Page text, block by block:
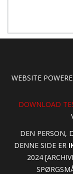
WEBSITE
DOWNLOAD
DEN PERSON,
DENNE SIDE ER
2024